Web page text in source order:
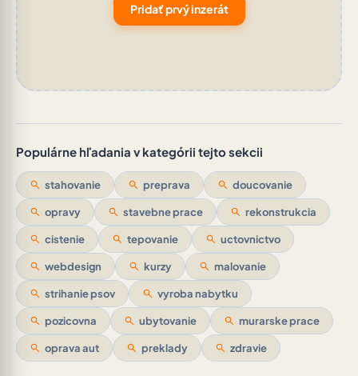
Pridať prvý inzerát
Populárne hľadania v kategórii tejto sekcii
search stahovanie search preprava search doucovanie
search opravy search stavebne prace search rekonstrukcia
search cistenie search tepovanie search uctovnictvo
search webdesign search kurzy search malovanie
search strihanie psov search vyroba nabytku
search pozicovna search ubytovanie search murarske prace
search oprava aut search preklady search zdravie